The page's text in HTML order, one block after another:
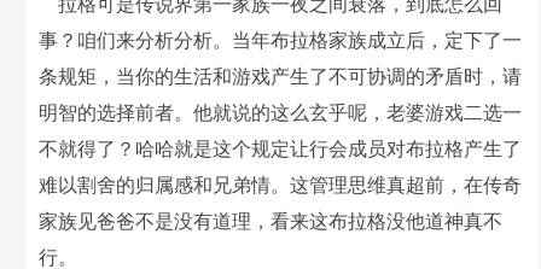
拉格可是传说界第一家族一夜之间衰落，到底怎么回
事？咱们来分析分析。当年布拉格家族成立后，定下了一
条规矩，当你的生活和游戏产生了不可协调的矛盾时，请
明智的选择前者。他就说的这么玄乎呢，老婆游戏二选一
不就得了？哈哈就是这个规定让行会成员对布拉格产生了
难以割舍的归属感和兄弟情。这管理思维真超前，在传奇
家族见爸爸不是没有道理，看来这布拉格没他道神真不
行。